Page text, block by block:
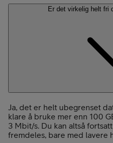
Er det virkelig helt fri
Ja, det er helt ubegrenset
klare å bruke mer enn 100
3 Mbit/s. Du kan altså
fremdeles, bare med lavere